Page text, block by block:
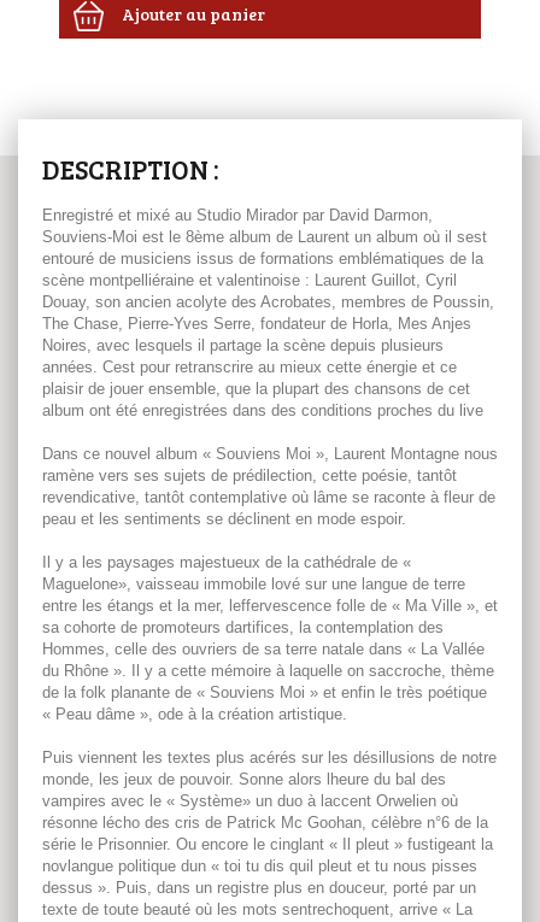
Ajouter au panier
DESCRIPTION :
Enregistré et mixé au Studio Mirador par David Darmon,
Souviens-Moi est le 8ème album de Laurent un album où il sest
entouré de musiciens issus de formations emblématiques de la
scène montpelliéraine et valentinoise : Laurent Guillot, Cyril
Douay, son ancien acolyte des Acrobates, membres de Poussin,
The Chase, Pierre-Yves Serre, fondateur de Horla, Mes Anjes
Noires, avec lesquels il partage la scène depuis plusieurs
années. Cest pour retranscrire au mieux cette énergie et ce
plaisir de jouer ensemble, que la plupart des chansons de cet
album ont été enregistrées dans des conditions proches du live
Dans ce nouvel album « Souviens Moi », Laurent Montagne nous
ramène vers ses sujets de prédilection, cette poésie, tantôt
revendicative, tantôt contemplative où lâme se raconte à fleur de
peau et les sentiments se déclinent en mode espoir.
Il y a les paysages majestueux de la cathédrale de «
Maguelone», vaisseau immobile lové sur une langue de terre
entre les étangs et la mer, leffervescence folle de « Ma Ville », et
sa cohorte de promoteurs dartifices, la contemplation des
Hommes, celle des ouvriers de sa terre natale dans « La Vallée
du Rhône ». Il y a cette mémoire à laquelle on saccroche, thème
de la folk planante de « Souviens Moi » et enfin le très poétique
« Peau dâme », ode à la création artistique.
Puis viennent les textes plus acérés sur les désillusions de notre
monde, les jeux de pouvoir. Sonne alors lheure du bal des
vampires avec le « Système» un duo à laccent Orwelien où
résonne lécho des cris de Patrick Mc Goohan, célèbre n°6 de la
série le Prisonnier. Ou encore le cinglant « Il pleut » fustigeant la
novlangue politique dun « toi tu dis quil pleut et tu nous pisses
dessus ». Puis, dans un registre plus en douceur, porté par un
texte de toute beauté où les mots sentrechoquent, arrive « La